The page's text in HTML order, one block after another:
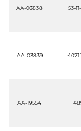
АА-03838 53-
АА-03839
АА-19554